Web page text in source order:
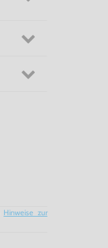
Hinweise zur